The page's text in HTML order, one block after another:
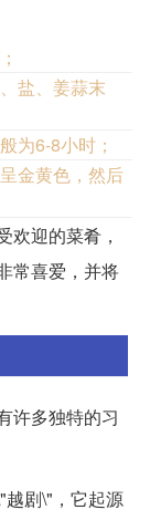
盐、姜蒜末
为6-8小时；
金黄色，然后
欢迎的菜肴，
常喜爱，并将
许多独特的习
剧\"，它起源